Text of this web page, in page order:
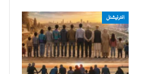
انٹرنیشنل